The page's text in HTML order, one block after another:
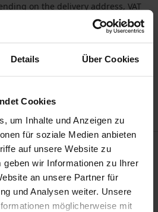
Details Über Cookies
Cookies
um Inhalte und Anzeigen zu
für soziale Medien anbieten
auf unsere Website zu
geben wir Informationen zu Ihrer
an unsere Partner für
und Analysen weiter. Unsere
möglicherweise mit
on the delivery address, VAT
wie systematisch
Rechtsphilosophie. Es